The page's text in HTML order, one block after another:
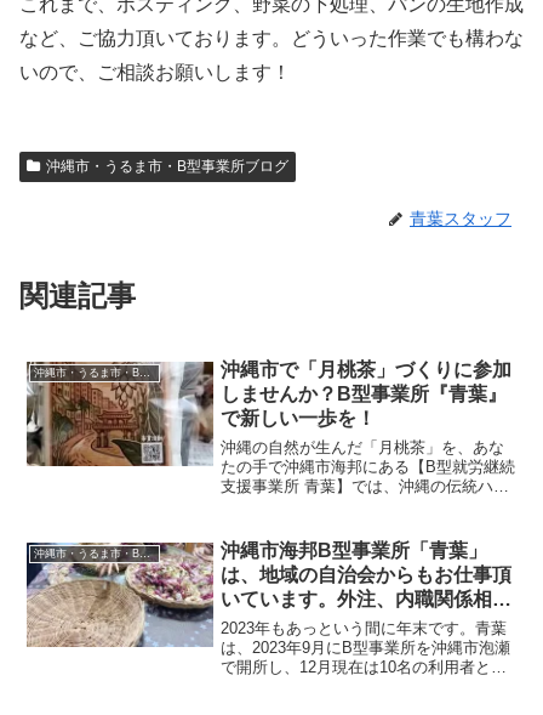
など、ご協力頂いております。どういった作業でも構わな
いので、ご相談お願いします！
沖縄市・うるま市・B型事業所ブログ
青葉スタッフ
関連記事
沖縄市・うるま市・B型事業所ブログ
沖縄市で「月桃茶」づくりに参加
しませんか？B型事業所『青葉』
で新しい一歩を！
沖縄の自然が生んだ「月桃茶」を、あな
たの手で沖縄市海邦にある【B型就労継続
支援事業所 青葉】では、沖縄の伝統ハー
みを活かし、香り豊かで体にやさしい月
桃茶を、ひとつひとつ...
沖縄市・うるま市・B型事業所ブログ
沖縄市海邦B型事業所「青葉」
は、地域の自治会からもお仕事頂
いています。外注、内職関係相談
下さい。
2023年もあっという間に年末です。青葉
は、2023年9月にB型事業所を沖縄市泡瀬
で開所し、12月現在は10名の利用者と私